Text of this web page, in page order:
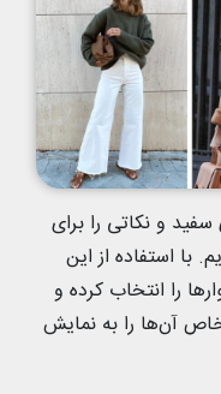
و نکاتی را برای
با استفاده از این
را انتخاب کرده و
آن‌ها را به نمایش